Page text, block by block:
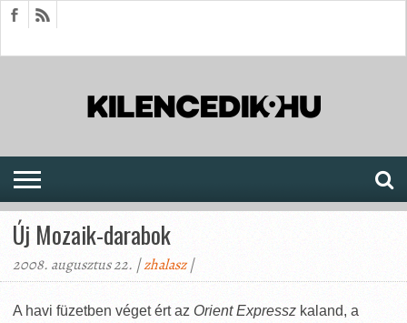
Új Mozaik-darabok
2008. augusztus 22. |zhalasz|
A havi füzetben véget ért az Orient Expressz kaland, a